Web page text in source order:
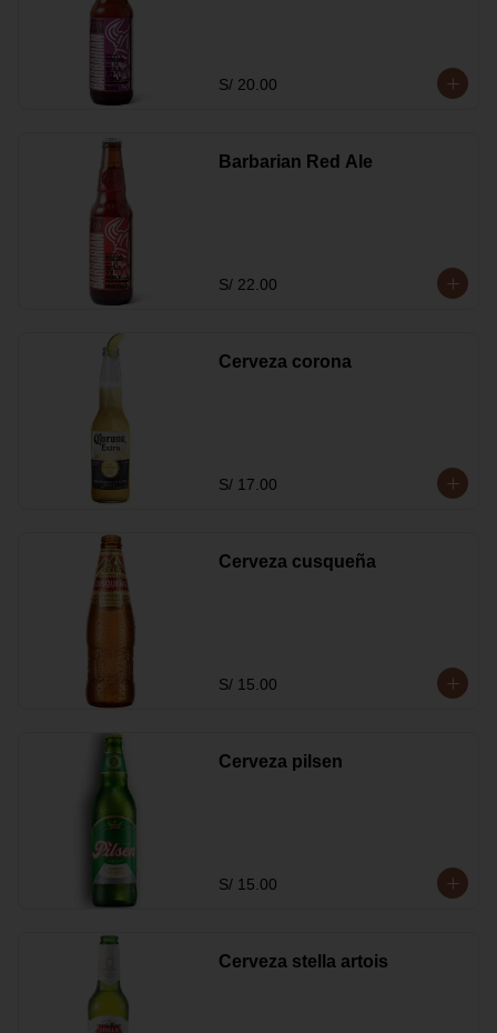
S/ 20.00
Barbarian Red Ale
S/ 22.00
Cerveza corona
S/ 17.00
Cerveza cusqueña
S/ 15.00
Cerveza pilsen
S/ 15.00
Cerveza stella artois